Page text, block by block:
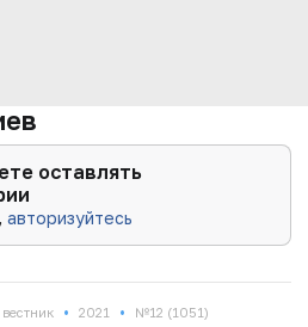
оставлять
авторизуйтесь
• 2021 • №12 (1051)